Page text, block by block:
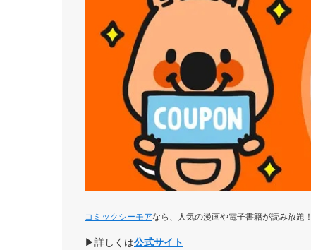
検索のしやすさ
コミックシーモアなら、人気の漫画や電子書籍が読み放題！
▶詳しくは公式サイト